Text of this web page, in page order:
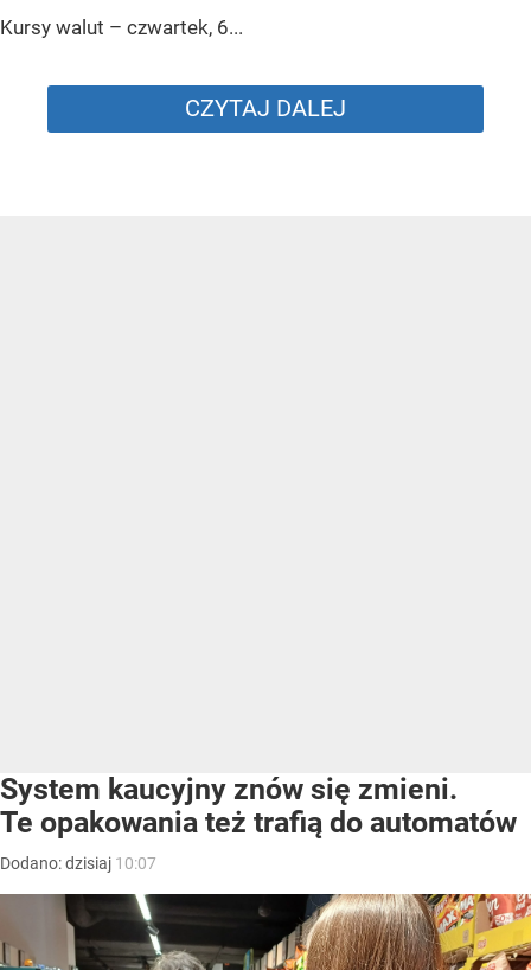
Kursy walut – czwartek, 6...
CZYTAJ DALEJ
System kaucyjny znów się zmieni.
Te opakowania też trafią do automatów
Dodano:dzisiaj 10:07